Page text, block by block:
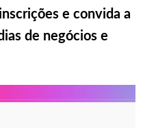
e convida a
de negócios e